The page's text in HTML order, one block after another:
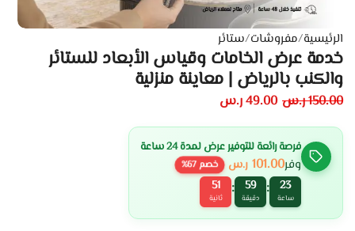
الرئيسية/مفروشات/ستائر
خدمة عرض الخامات وقياس الأبعاد للستائر
والكنب بالرياض | معاينة منزلية
150.00ر.س 49.00ر.س
فرصة رائعة للتوفير عرض لمدة 24 ساعة
وفر101.00 ر.س خصم67
%
23
ساعة :
59
دقيقة :
51
ثانية